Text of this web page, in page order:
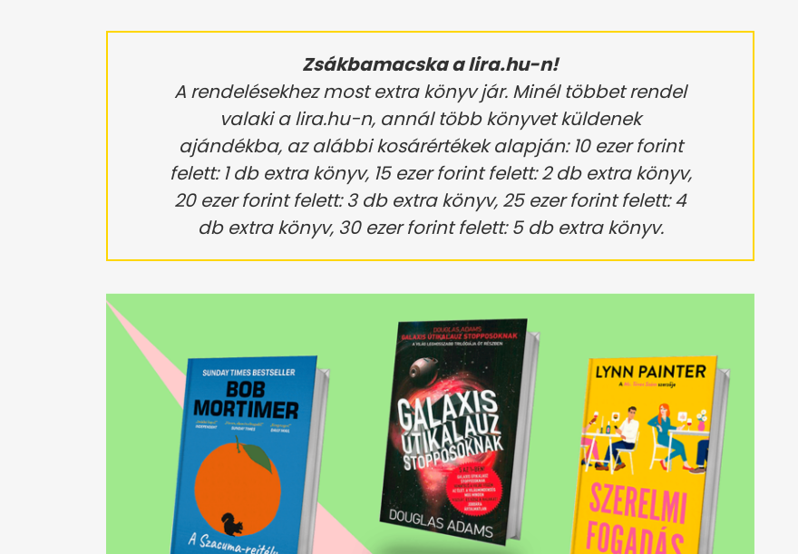
Zsákbamacska a lira.hu-n!
A rendelésekhez most extra könyv jár. Minél többet rendel
valaki a lira.hu-n, annál több könyvet küldenek
ajándékba, az alábbi kosárértékek alapján: 10 ezer forint
felett: 1 db extra könyv, 15 ezer forint felett: 2 db extra könyv,
20 ezer forint felett: 3 db extra könyv, 25 ezer forint felett: 4
db extra könyv, 30 ezer forint felett: 5 db extra könyv.